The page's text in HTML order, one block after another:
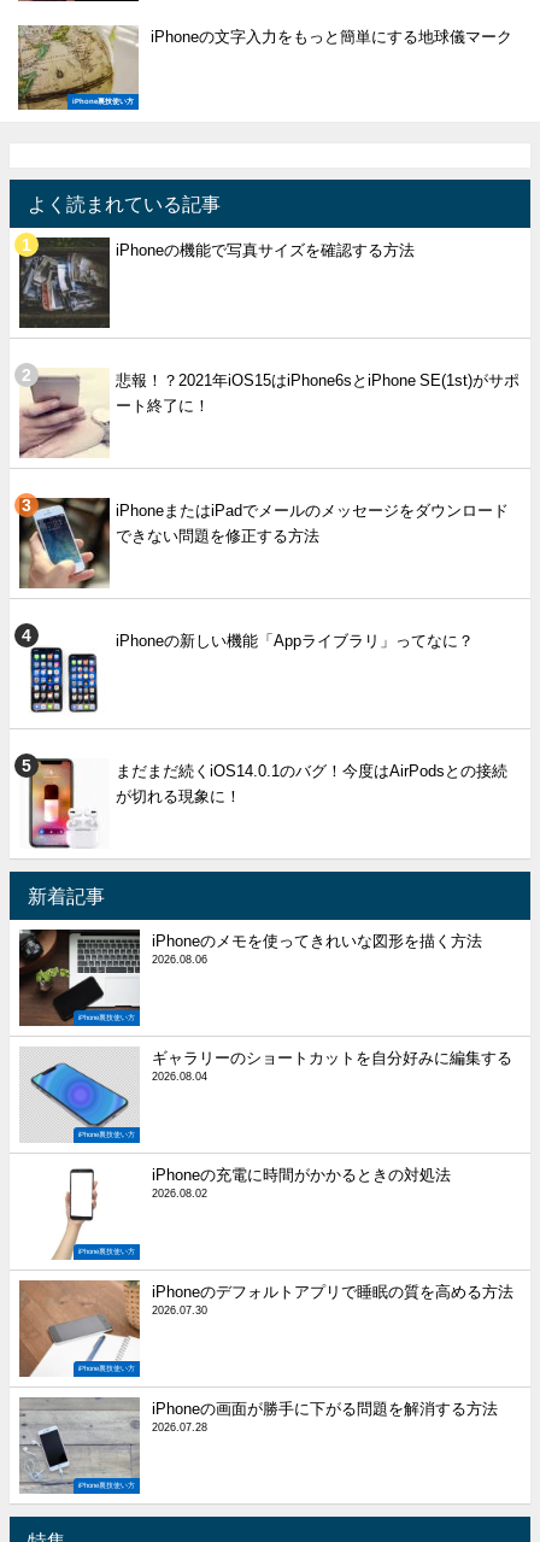
iPhone裏技使い方
iPhoneの文字入力をもっと簡単にする地球儀マーク
よく読まれている記事
iPhoneの機能で写真サイズを確認する方法
悲報！？2021年iOS15はiPhone6sとiPhone SE(1st)がサポ
ート終了に！
iPhoneまたはiPadでメールのメッセージをダウンロード
できない問題を修正する方法
iPhoneの新しい機能「Appライブラリ」ってなに？
まだまだ続くiOS14.0.1のバグ！今度はAirPodsとの接続
が切れる現象に！
新着記事
iPhone裏技使い方
iPhoneのメモを使ってきれいな図形を描く方法
2026.08.06
iPhone裏技使い方
ギャラリーのショートカットを自分好みに編集する
2026.08.04
iPhone裏技使い方
iPhoneの充電に時間がかかるときの対処法
2026.08.02
iPhone裏技使い方
iPhoneのデフォルトアプリで睡眠の質を高める方法
2026.07.30
iPhone裏技使い方
iPhoneの画面が勝手に下がる問題を解消する方法
2026.07.28